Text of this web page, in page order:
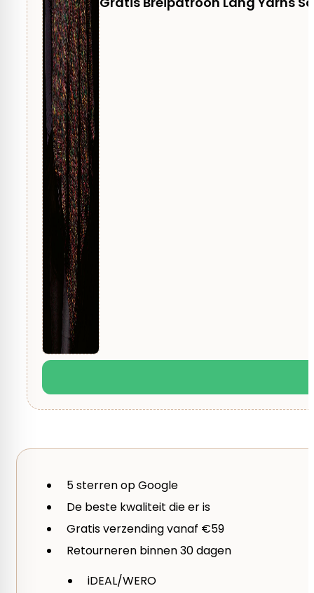
Geschikt voor
Dames
Aanbevolen naalddikte
5,5 mm
Moeilijkheid
2 Easy, 3 Medium
Taal
Nederlands
Seizoen
Herfst, Winter
5 sterren op Google
De beste kwaliteit die er is
Gratis verzending vanaf €59
Retourneren binnen 30 dagen
iDEAL/WERO